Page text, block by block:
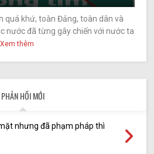
quá khứ, toàn Đảng, toàn dân và
nước đã từng gây chiến với nước ta
Xem thêm
PHẢN HỒI MỚI
nhưng đã phạm pháp thì